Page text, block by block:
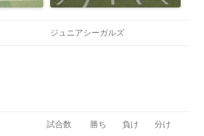
ジュニアシーガルズ
試合数 勝ち 負け 分け